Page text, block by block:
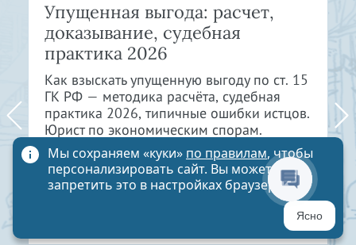
Упущенная выгода: расчет,
доказывание, судебная
практика 2026
Как взыскать упущенную выгоду по ст. 15
ГК РФ — методика расчёта, судебная
практика 2026, типичные ошибки истцов.
Юрист по экономическим спорам.
ЧИТАТЬ СТАТЬЮ
Мы сохраняем «куки» по правилам, чтобы
персонализировать сайт. Вы можете
запретить это в настройках браузера
Ясно